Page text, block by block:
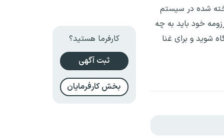
شده در سیستم
خود باید به چه
شوید و برای غنا
کارفرما هستید؟
ثبت آگهی
بخش کارفرمایان